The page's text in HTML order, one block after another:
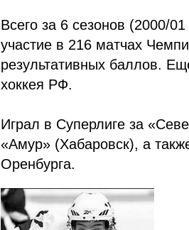
Всего за 6 сезонов (2000/
участие в 216 матчах
результативных баллов.
хоккея РФ.
Играл в Суперлиге за
«Амур» (Хабаровск), а
Оренбурга.